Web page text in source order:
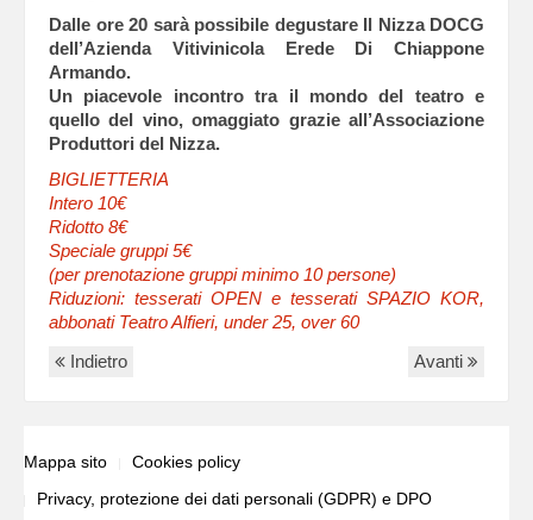
Dalle ore 20 sarà possibile degustare Il Nizza DOCG
dell’Azienda Vitivinicola Erede Di Chiappone
Armando.
Un piacevole incontro tra il mondo del teatro e
quello del vino, omaggiato grazie all’Associazione
Produttori del Nizza.
BIGLIETTERIA
Intero 10€
Ridotto 8€
Speciale gruppi 5€
(per prenotazione gruppi minimo 10 persone)
Riduzioni: tesserati OPEN e tesserati SPAZIO KOR,
abbonati Teatro Alfieri, under 25, over 60
Indietro
Avanti
Mappa sito
Cookies policy
Privacy, protezione dei dati personali (GDPR) e DPO